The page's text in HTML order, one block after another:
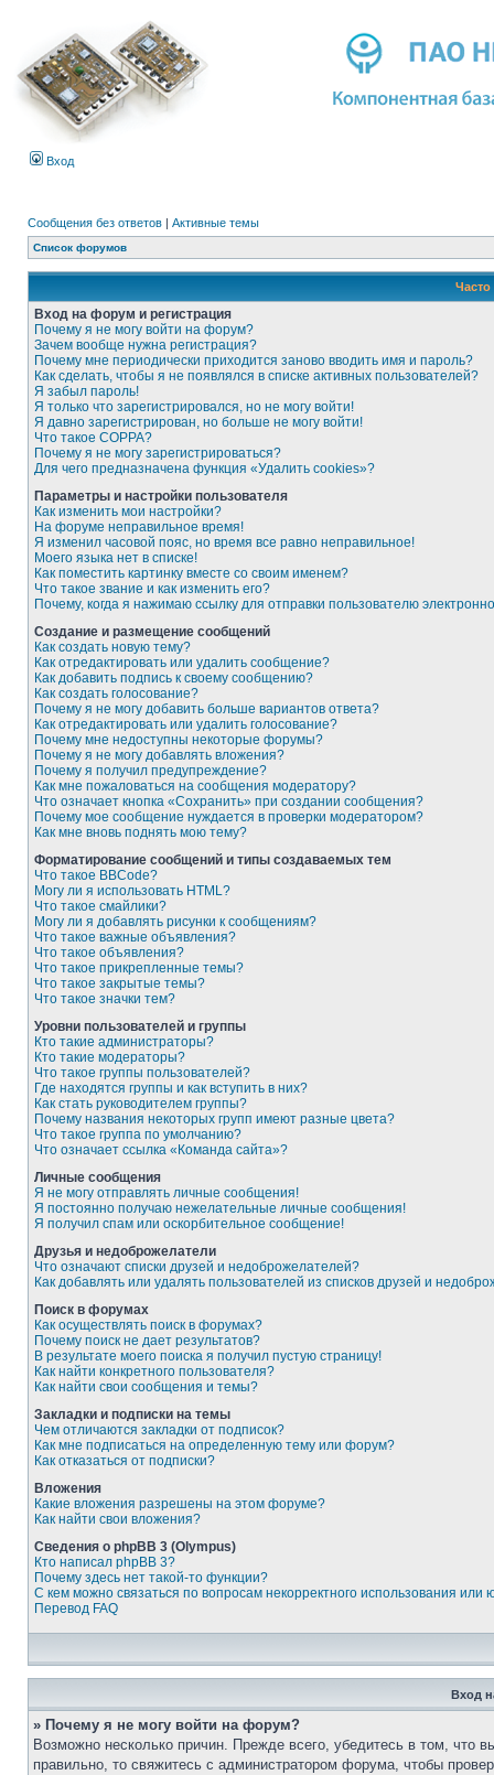
Вход
Сообщения без ответов | Активные темы
Список форумов
Вход на форум и регистрация
Почему я не могу войти на форум?
Зачем вообще нужна регистрация?
Почему мне периодически приходится заново вводить имя и пароль?
Как сделать, чтобы я не появлялся в списке активных пользователей?
Я забыл пароль!
Я только что зарегистрировался, но не могу войти!
Я давно зарегистрирован, но больше не могу войти!
Что такое COPPA?
Почему я не могу зарегистрироваться?
Для чего предназначена функция «Удалить cookies»?
Параметры и настройки пользователя
Как изменить мои настройки?
На форуме неправильное время!
Я изменил часовой пояс, но время все равно неправильное!
Моего языка нет в списке!
Как поместить картинку вместе со своим именем?
Что такое звание и как изменить его?
Почему, когда я нажимаю ссылку для отправки пользователю
Создание и размещение сообщений
Как создать новую тему?
Как отредактировать или удалить сообщение?
Как добавить подпись к своему сообщению?
Как создать голосование?
Почему я не могу добавить больше вариантов ответа?
Как отредактировать или удалить голосование?
Почему мне недоступны некоторые форумы?
Почему я не могу добавлять вложения?
Почему я получил предупреждение?
Как мне пожаловаться на сообщения модератору?
Что означает кнопка «Сохранить» при создании сообщения?
Почему мое сообщение нуждается в проверки модератором?
Как мне вновь поднять мою тему?
Форматирование сообщений и типы создаваемых тем
Что такое BBCode?
Могу ли я использовать HTML?
Что такое смайлики?
Могу ли я добавлять рисунки к сообщениям?
Что такое важные объявления?
Что такое объявления?
Что такое прикрепленные темы?
Что такое закрытые темы?
Что такое значки тем?
Уровни пользователей и группы
Кто такие администраторы?
Кто такие модераторы?
Что такое группы пользователей?
Где находятся группы и как вступить в них?
Как стать руководителем группы?
Почему названия некоторых групп имеют разные цвета?
Что такое группа по умолчанию?
Что означает ссылка «Команда сайта»?
Личные сообщения
Я не могу отправлять личные сообщения!
Я постоянно получаю нежелательные личные сообщения!
Я получил спам или оскорбительное сообщение!
Друзья и недоброжелатели
Что означают списки друзей и недоброжелателей?
Как добавлять или удалять пользователей из списков друзей и
Поиск в форумах
Как осуществлять поиск в форумах?
Почему поиск не дает результатов?
В результате моего поиска я получил пустую страницу!
Как найти конкретного пользователя?
Как найти свои сообщения и темы?
Закладки и подписки на темы
Чем отличаются закладки от подписок?
Как мне подписаться на определенную тему или форум?
Как отказаться от подписки?
Вложения
Какие вложения разрешены на этом форуме?
Как найти свои вложения?
Сведения о phpBB 3 (Olympus)
Кто написал phpBB 3?
Почему здесь нет такой-то функции?
С кем можно связаться по вопросам некорректного использования
Перевод FAQ
Вход
» Почему я не могу войти на форум?
Возможно несколько причин. Прежде всего, убедитесь в том, что
правильно, то свяжитесь с администратором форума, чтобы